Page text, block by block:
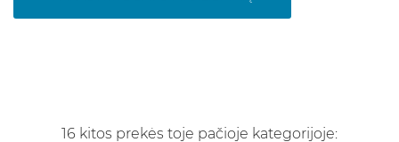
16 kitos prekės toje pačioje kategorijoje: